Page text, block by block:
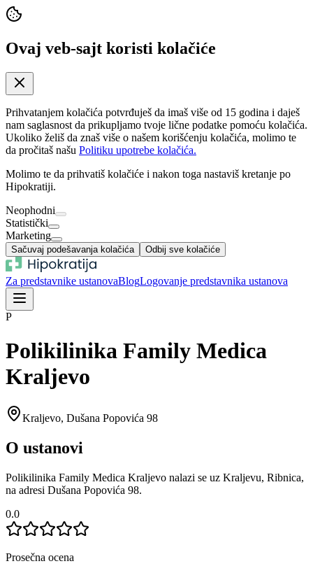
Ovaj veb-sajt koristi kolačiće
Prihvatanjem kolačića potvrđuješ da imaš više od 15 godina i daješ
nam saglasnost da prikupljamo tvoje lične podatke pomoću kolačića.
Ukoliko želiš da znaš više o našem korišćenju kolačića, molimo te
da pročitaš našu Politiku upotrebe kolačića.
Molimo te da prihvatiš kolačiće i nakon toga nastaviš kretanje po
Hipokratiji.
Neophodni
Statistički
Marketing
Sačuvaj podešavanja kolačića Odbij sve kolačiće
Za predstavnike ustanovaBlogLogovanje predstavnika ustanova
P
Polikilinika Family Medica
Kraljevo
Kraljevo, Dušana Popovića 98
O ustanovi
Polikilinika Family Medica Kraljevo nalazi se uz Kraljevu, Ribnica,
na adresi Dušana Popovića 98.
0.0
Prosečna ocena